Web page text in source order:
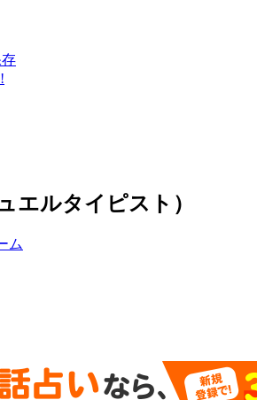
エルタイピスト）
ム